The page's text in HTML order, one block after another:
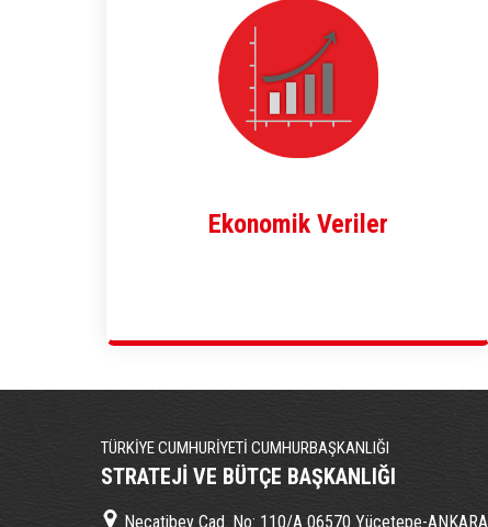
Ekonomik Veriler
TÜRKİYE CUMHURİYETİ CUMHURBAŞKANLIĞI
STRATEJİ VE BÜTÇE BAŞKANLIĞI
Necatibey Cad. No: 110/A 06570 Yücetepe-ANKARA